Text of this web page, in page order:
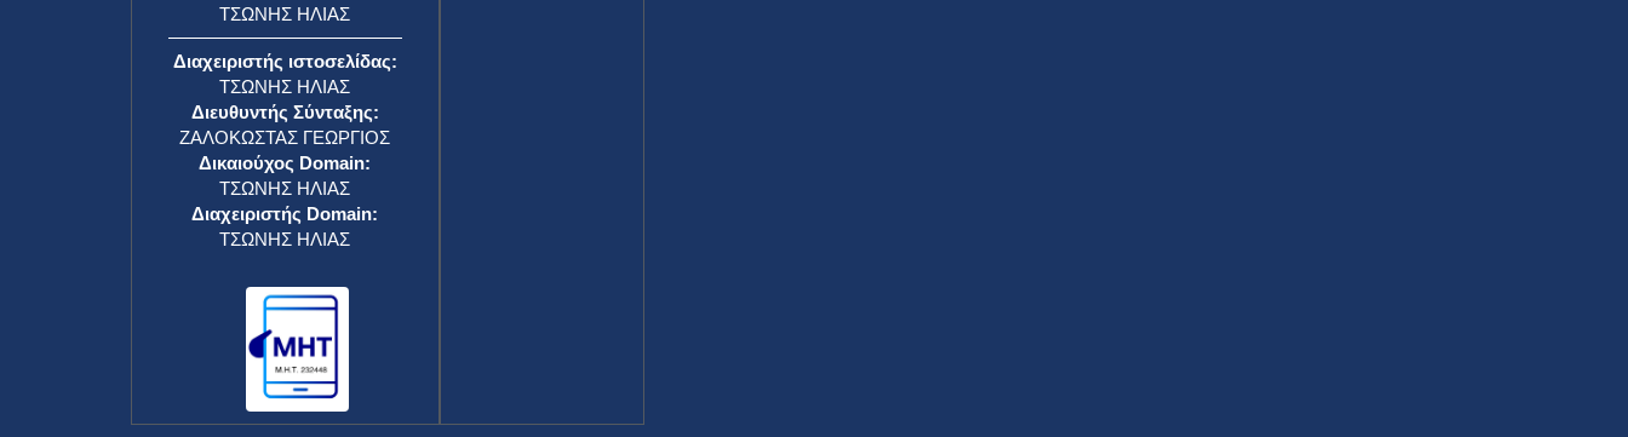
ΤΣΩΝΗΣ ΗΛΙΑΣ
Διαχειριστής ιστοσελίδας:
ΤΣΩΝΗΣ ΗΛΙΑΣ
Διευθυντής Σύνταξης:
ΖΑΛΟΚΩΣΤΑΣ ΓΕΩΡΓΙΟΣ
Δικαιούχος Domain:
ΤΣΩΝΗΣ ΗΛΙΑΣ
Διαχειριστής Domain:
ΤΣΩΝΗΣ ΗΛΙΑΣ